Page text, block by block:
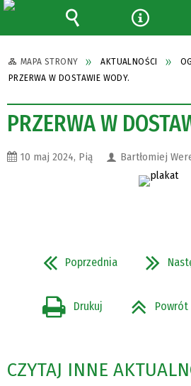
MAPA STRONY AKTUALNOŚCI
PRZERWA W DOSTAWIE WODY.
PRZERWA W
10 maj 2024, Pią Bartłomiej
Poprzednia
Drukuj Powrót
CZYTAJ INNE
Wyszukiwarka